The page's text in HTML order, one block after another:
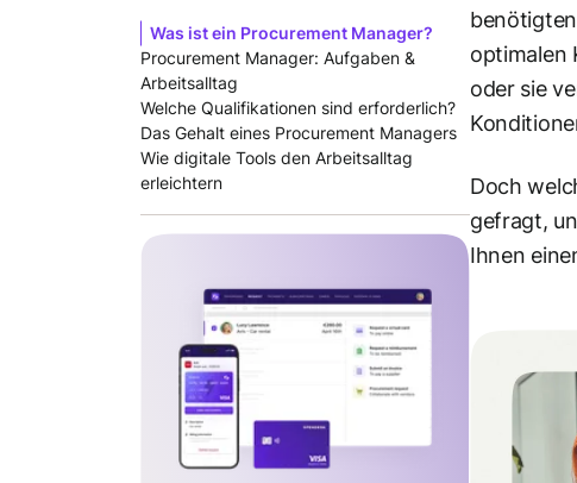
optimalen
oder sie
Doch
gefragt,
Ihnen
Was ist ein Procurement Manager?
Procurement Manager: Aufgaben &
Arbeitsalltag
Welche Qualifikationen sind erforderlich?
Das Gehalt eines Procurement Managers
Wie digitale Tools den Arbeitsalltag
erleichtern